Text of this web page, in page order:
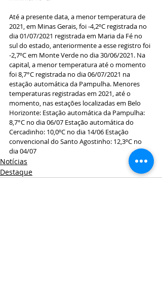
Até a presente data, a menor temperatura de
2021, em Minas Gerais, foi -4,2ºC registrada no
dia 01/07/2021 registrada em Maria da Fé no
sul do estado, anteriormente a esse registro foi
-2,7ºC em Monte Verde no dia 30/06/2021. Na
capital, a menor temperatura até o momento
foi 8,7°C registrada no dia 06/07/2021 na
estação automática da Pampulha. Menores
temperaturas registradas em 2021, até o
momento, nas estações localizadas em Belo
Horizonte: Estação automática da Pampulha:
8,7°C no dia 06/07 Estação automática do
Cercadinho: 10,0ºC no dia 14/06 Estação
convencional do Santo Agostinho: 12,3ºC no
dia 04/07
Notícias
Destaque